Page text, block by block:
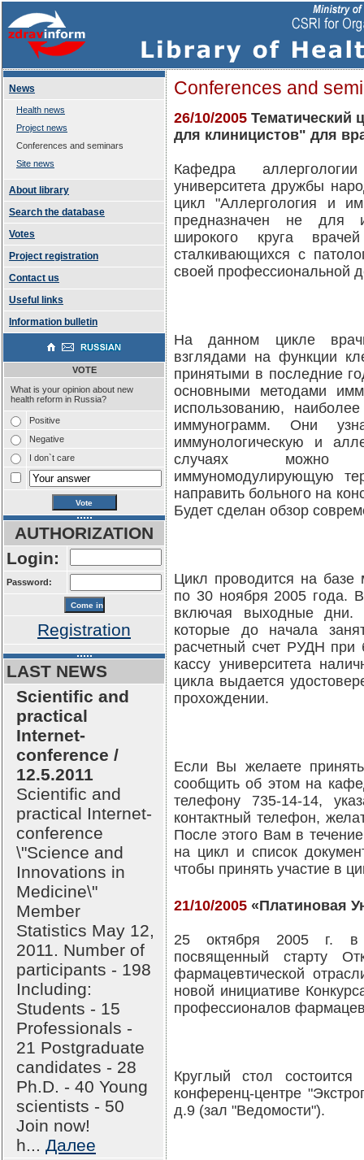
News
Health news
Project news
Conferences and seminars
Site news
About library
Search the database
Votes
Project registration
Contact us
Useful links
Information bulletin
VOTE
What is your opinion about new
health reform in Russia?
Positive
Negative
I don`t care
AUTHORIZATION
Login:
Password:
Registration
LAST NEWS
Scientific and
practical
Internet-
conference /
12.5.2011
Scientific and
practical Internet-
conference
\"Science and
Innovations in
Medicine\"
Member
Statistics May 12,
2011. Number of
participants - 198
Including:
Students - 15
Professionals -
21 Postgraduate
candidates - 28
Ph.D. - 40 Young
scientists - 50
Join now!
h... Далее
Conferences and
26/10/2005 Тематический
для клиницистов" для
Кафедра
университета дружбы
цикл "Аллергология и
предназначен не для
широкого круга
сталкивающихся с
своей профессиональной
На данном цикле
взглядами на функции
принятыми в последние
основными методами
использованию,
иммунограмм. Они
иммунологическую и
случаях можно
иммуномодулирующую
направить больного на
Будет сделан обзор
Цикл проводится на базе
по 30 ноября 2005 года.
включая выходные
которые до начала
расчетный счет РУДН при
кассу университета
цикла выдается
прохождении.
Если Вы желаете
сообщить об этом на
телефону 735-14-14,
контактный телефон,
После этого Вам в
на цикл и список
чтобы принять участие в
21/10/2005 «Платиновая
25 октября 2005 г. в
посвященный старту
фармацевтической
новой инициативе
профессионалов
Круглый стол
конференц-центре
д.9 (зал "Ведомости").